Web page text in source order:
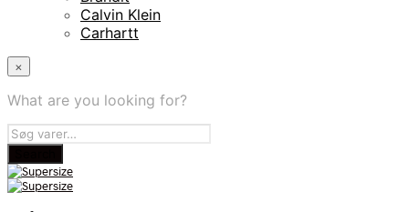
Calvin Klein
Carhartt
×
What are you looking for?